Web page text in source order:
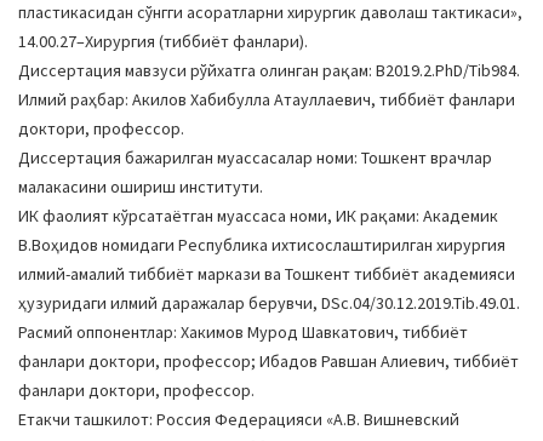
пластикасидан сўнгги асоратларни хирургик даволаш тактикаси»,
14.00.27–Хирургия (тиббиёт фанлари).
Диссертация мавзуси рўйхатга олинган рақам: B2019.2.PhD/Tib984.
Илмий раҳбар: Акилов Хабибулла Атауллаевич, тиббиёт фанлари
доктори, профессор.
Диссертация бажарилган муассасалар номи: Тошкент врачлар
малакасини ошириш институти.
ИК фаолият кўрсатаётган муассаса номи, ИК рақами: Академик
В.Воҳидов номидаги Республика ихтисослаштирилган хирургия
илмий-амалий тиббиёт маркази ва Тошкент тиббиёт академияси
ҳузуридаги илмий даражалар берувчи, DSc.04/30.12.2019.Tib.49.01.
Расмий оппонентлар: Хакимов Мурод Шавкатович, тиббиёт
фанлари доктори, профессор; Ибадов Равшан Алиевич, тиббиёт
фанлари доктори, профессор.
Етакчи ташкилот: Россия Федерацияси «А.В. Вишневский